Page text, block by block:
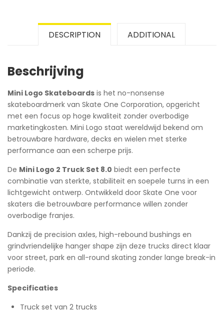
DESCRIPTION ADDITIONAL
Beschrijving
Mini Logo Skateboards is het no-nonsense
skateboardmerk van Skate One Corporation, opgericht
met een focus op hoge kwaliteit zonder overbodige
marketingkosten. Mini Logo staat wereldwijd bekend om
betrouwbare hardware, decks en wielen met sterke
performance aan een scherpe prijs.
De Mini Logo 2 Truck Set 8.0 biedt een perfecte
combinatie van sterkte, stabiliteit en soepele turns in een
lichtgewicht ontwerp. Ontwikkeld door Skate One voor
skaters die betrouwbare performance willen zonder
overbodige franjes.
Dankzij de precision axles, high-rebound bushings en
grindvriendelijke hanger shape zijn deze trucks direct klaar
voor street, park en all-round skating zonder lange break-in
periode.
Specificaties
Truck set van 2 trucks